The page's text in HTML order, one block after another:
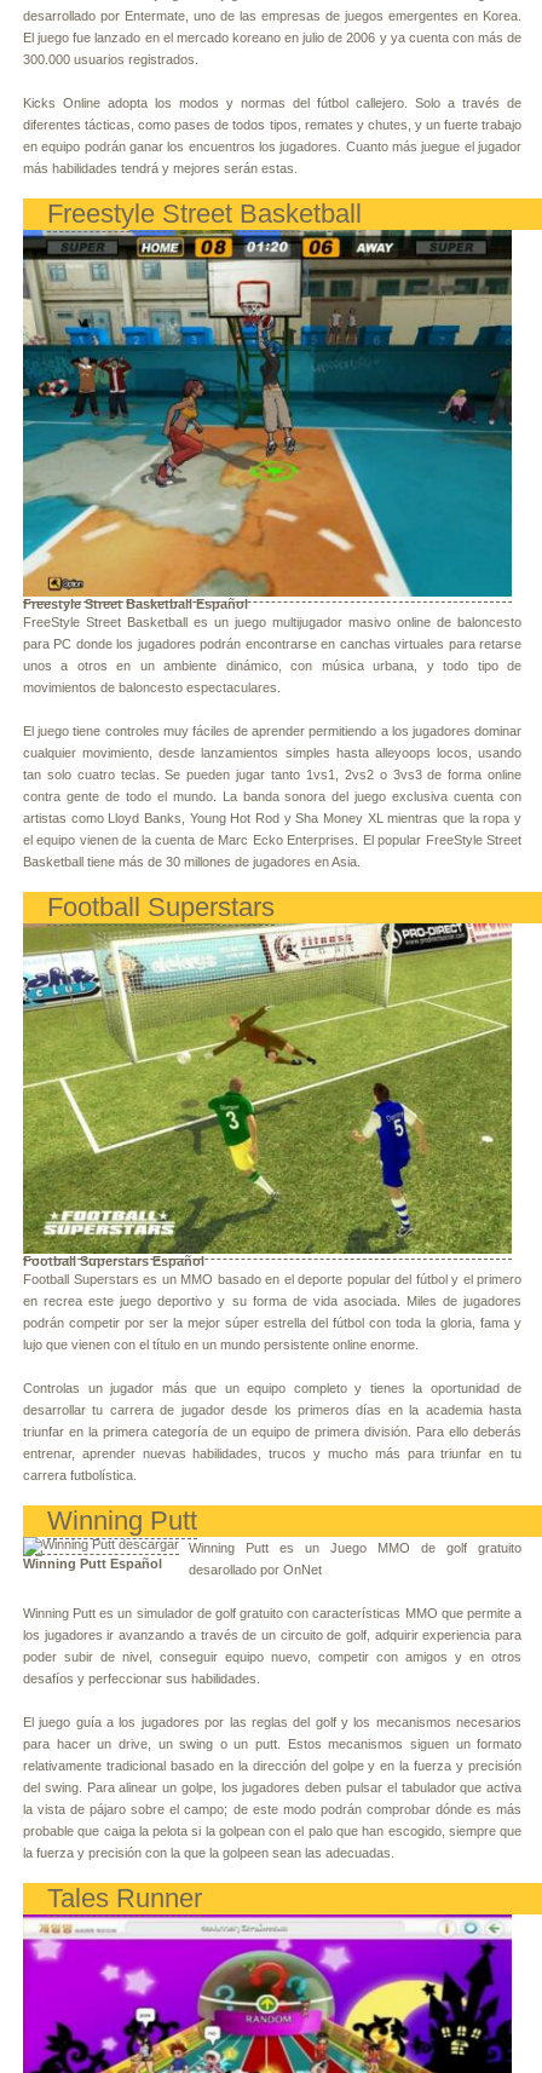
desarrollado por Entermate, uno de las empresas de juegos emergentes en Korea.
El juego fue lanzado en el mercado koreano en julio de 2006 y ya cuenta con más de
300.000 usuarios registrados.
Kicks Online adopta los modos y normas del fútbol callejero. Solo a través de
diferentes tácticas, como pases de todos tipos, remates y chutes, y un fuerte trabajo
en equipo podrán ganar los encuentros los jugadores. Cuanto más juegue el jugador
más habilidades tendrá y mejores serán estas.
Freestyle Street Basketball
Freestyle Street Basketball Español
FreeStyle Street Basketball es un juego multijugador masivo online de baloncesto
para PC donde los jugadores podrán encontrarse en canchas virtuales para retarse
unos a otros en un ambiente dinámico, con música urbana, y todo tipo de
movimientos de baloncesto espectaculares.
El juego tiene controles muy fáciles de aprender permitiendo a los jugadores dominar
cualquier movimiento, desde lanzamientos simples hasta alleyoops locos, usando
tan solo cuatro teclas. Se pueden jugar tanto 1vs1, 2vs2 o 3vs3 de forma online
contra gente de todo el mundo. La banda sonora del juego exclusiva cuenta con
artistas como Lloyd Banks, Young Hot Rod y Sha Money XL mientras que la ropa y
el equipo vienen de la cuenta de Marc Ecko Enterprises. El popular FreeStyle Street
Basketball tiene más de 30 millones de jugadores en Asia.
Football Superstars
Football Superstars Español
Football Superstars es un MMO basado en el deporte popular del fútbol y el primero
en recrea este juego deportivo y su forma de vida asociada. Miles de jugadores
podrán competir por ser la mejor súper estrella del fútbol con toda la gloria, fama y
lujo que vienen con el título en un mundo persistente online enorme.
Controlas un jugador más que un equipo completo y tienes la oportunidad de
desarrollar tu carrera de jugador desde los primeros días en la academia hasta
triunfar en la primera categoría de un equipo de primera división. Para ello deberás
entrenar, aprender nuevas habilidades, trucos y mucho más para triunfar en tu
carrera futbolística.
Winning Putt
Winning Putt Español
Winning Putt es un Juego MMO de golf gratuito
desarollado por OnNet
Winning Putt es un simulador de golf gratuito con características MMO que permite a
los jugadores ir avanzando a través de un circuito de golf, adquirir experiencia para
poder subir de nivel, conseguir equipo nuevo, competir con amigos y en otros
desafíos y perfeccionar sus habilidades.
El juego guía a los jugadores por las reglas del golf y los mecanismos necesarios
para hacer un drive, un swing o un putt. Estos mecanismos siguen un formato
relativamente tradicional basado en la dirección del golpe y en la fuerza y precisión
del swing. Para alinear un golpe, los jugadores deben pulsar el tabulador que activa
la vista de pájaro sobre el campo; de este modo podrán comprobar dónde es más
probable que caiga la pelota si la golpean con el palo que han escogido, siempre que
la fuerza y precisión con la que la golpeen sean las adecuadas.
Tales Runner